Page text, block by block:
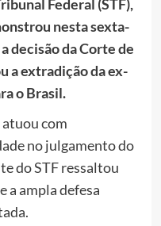
Federal (STF),
nesta sexta-
decisão da Corte de
a extradição da ex-
o Brasil.
atuou com
no julgamento do
do STF ressaltou
a ampla defesa